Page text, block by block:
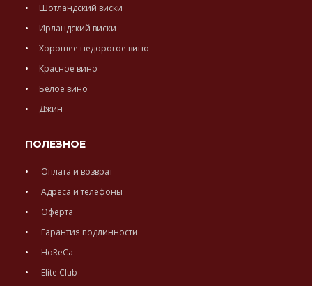
Шотландский виски
Ирландский виски
Хорошее недорогое вино
Красное вино
Белое вино
Джин
ПОЛЕЗНОЕ
Оплата и возврат
Адреса и телефоны
Оферта
Гарантия подлинности
HoReCa
Elite Club